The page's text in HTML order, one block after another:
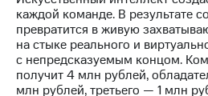
акций
Дивиденды
Рынок
облигаций
каждой команде. В результате
превратится в живую
на стыке реального и
с непредсказуемым концом.
получит 4 млн рублей,
млн рублей, третьего — 1 млн